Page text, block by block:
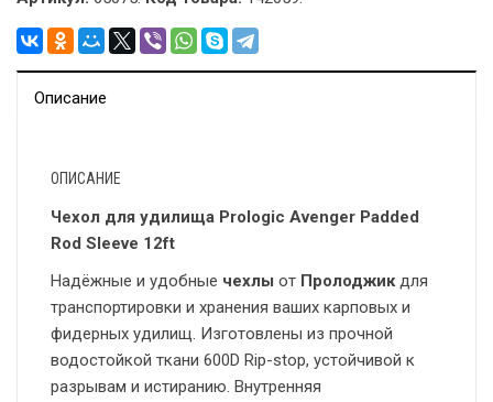
Описание
ОПИСАНИЕ
Чехол для удилища Prologic Avenger Padded
Rod Sleeve 12ft
Надёжные и удобные чехлы от Пролоджикдля
транспортировки и хранения ваших карповых и
фидерных удилищ. Изготовлены из прочной
водостойкой ткани 600D Rip-stop, устойчивой к
разрывам и истиранию. Внутренняя